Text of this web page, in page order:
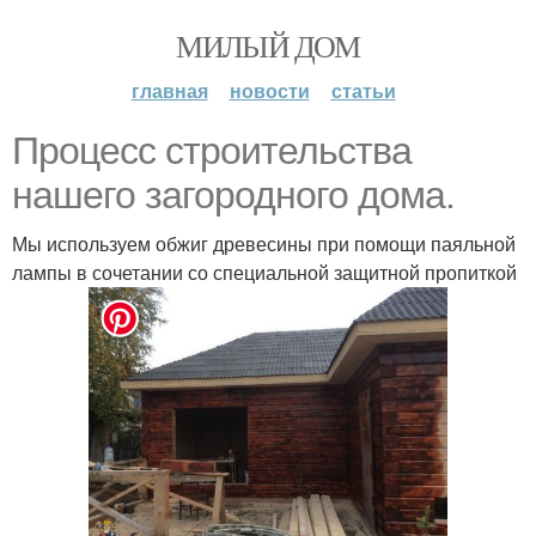
МИЛЫЙ ДОМ
главная новости статьи
Процесс строительства
нашего загородного дома.
Мы используем обжиг древесины при помощи паяльной
лампы в сочетании со специальной защитной пропиткой